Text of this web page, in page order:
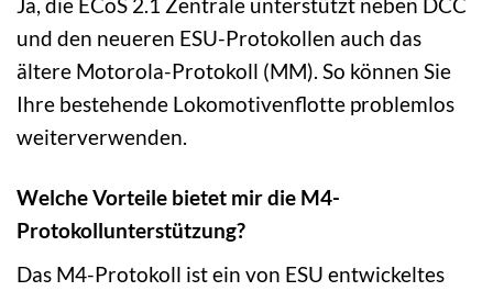
und den neueren ESU-Protokollen auch das
ältere Motorola-Protokoll (MM). So können Sie
Ihre bestehende Lokomotivenflotte problemlos
weiterverwenden.
Welche Vorteile bietet mir die M4-
Protokollunterstützung?
Das M4-Protokoll ist ein von ESU entwickeltes